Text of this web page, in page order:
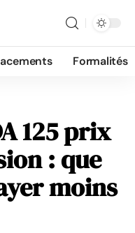
Formalités
125 prix
: que
moins